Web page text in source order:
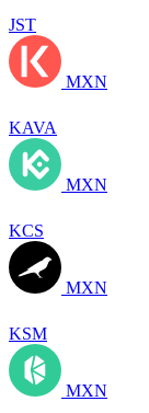
JST
MXN
KAVA
MXN
KCS
MXN
KSM
MXN